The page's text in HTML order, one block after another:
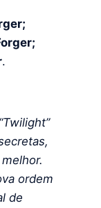
.
ordem
de